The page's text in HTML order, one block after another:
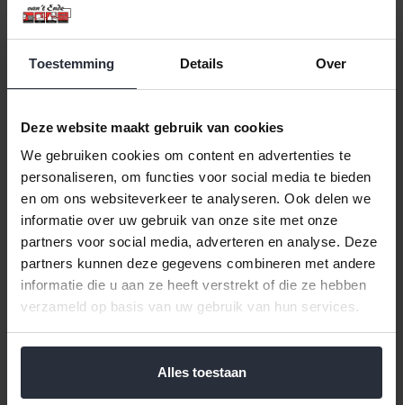
Toestemming Details Over
Deze website maakt gebruik van cookies
We gebruiken cookies om content en advertenties te
personaliseren, om functies voor social media te bieden
en om ons websiteverkeer te analyseren. Ook delen we
informatie over uw gebruik van onze site met onze
partners voor social media, adverteren en analyse. Deze
partners kunnen deze gegevens combineren met andere
informatie die u aan ze heeft verstrekt of die ze hebben
verzameld op basis van uw gebruik van hun services.
Alles toestaan
Herbruikbaar Airfryer
beschermfolie rond set 2
€8,99 Incl. btw
€7,43 Excl. btw
Beschikbaar
In winkelwagen
Herbruikbaar Airfryer
beschermfolie vierkant set
2 stuks
€8,99 Incl. btw
€7,43 Excl. btw
Beschikbaar
In winkelwagen